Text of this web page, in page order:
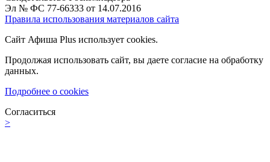
Эл № ФС 77-66333 от 14.07.2016
Правила использования материалов сайта
Сайт Афиша Plus использует cookies.
Продолжая использовать сайт, вы даете согласие на обработку
данных.
Подробнее о cookies
Согласиться
>